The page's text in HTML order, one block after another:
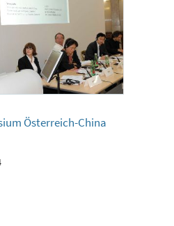
Österreich-China